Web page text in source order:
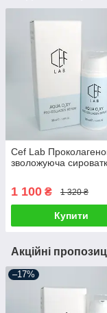
Cef Lab
зволожуюча
1 100 ₴ 1 320 ₴
Купити
Акційні
–17%